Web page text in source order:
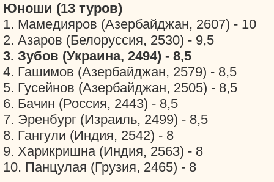
Юноши (13 туров)
1. Мамедияров (Азербайджан, 2607) - 10
2. Азаров (Белоруссия, 2530) - 9,5
3. Зубов (Украина, 2494) - 8,5
4. Гашимов (Азербайджан, 2579) - 8,5
5. Гусейнов (Азербайджан, 2505) - 8,5
6. Бачин (Россия, 2443) - 8,5
7. Эренбург (Израиль, 2499) - 8,5
8. Гангули (Индия, 2542) - 8
9. Харикришна (Индия, 2563) - 8
10. Панцулая (Грузия, 2465) - 8